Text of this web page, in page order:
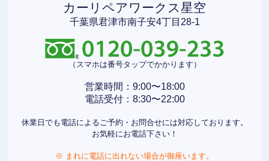
カーリペアワークス星空
千葉県君津市南子安4丁目28-1
（スマホは番号タップでかかります）
営業時間：9:00〜18:00
電話受付：8:30〜22:00
休業日でも電話によるご予約・お問合せには対応しております。
お気軽にお電話下さい！
※ まれに電話に出れない場合が御座います。